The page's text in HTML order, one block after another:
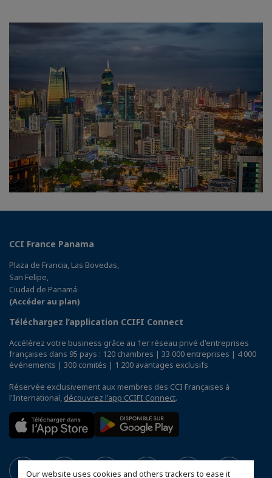
Our website uses cookies and others trackers to ease it
CCI France Panama
Plaza de Francia, Las Bovedas,
San Felipe,
Ciudad de Panamá
(Accéder au plan)
Téléchargez l’application CCIFI Connect
Accélérez votre business grâce au 1er réseau privé d'entreprises
françaises dans 95 pays : 120 chambres | 33 000 entreprises | 4 000
événements | 300 comités | 1 200 avantages exclusifs
Réservée exclusivement aux membres des CCI Françaises à
l'International, découvrez l'app CCIFI Connect.